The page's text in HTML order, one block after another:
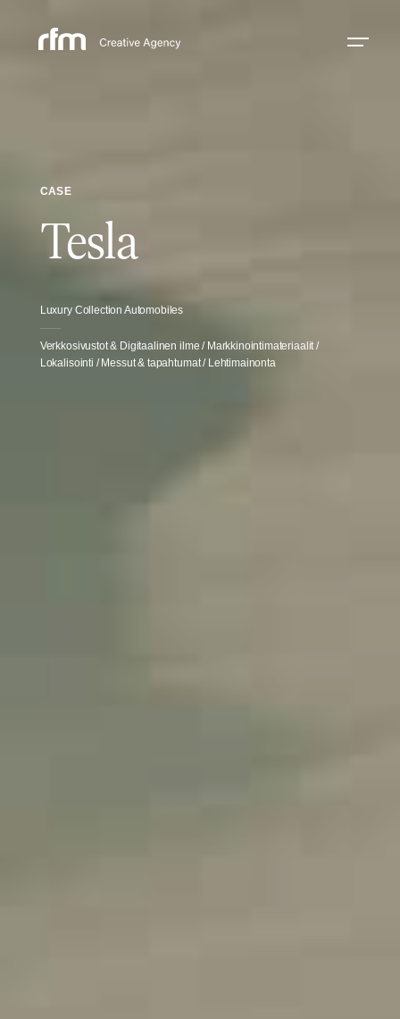
CASE
Tesla
Luxury Collection Automobiles
Verkkosivustot & Digitaalinen ilme / Markkinointimateriaalit /
Lokalisointi / Messut & tapahtumat / Lehtimainonta